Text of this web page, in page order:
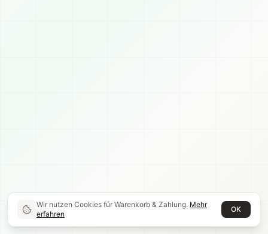
Wir nutzen Cookies für Warenkorb & Zahlung. Mehr
erfahren
OK